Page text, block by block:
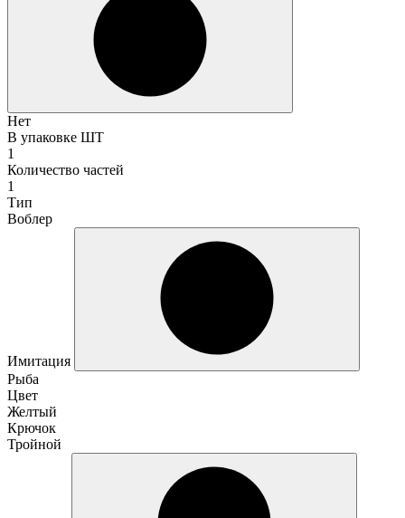
Нет
В упаковке ШТ
1
Количество частей
1
Тип
Воблер
Имитация
Рыба
Цвет
Желтый
Крючок
Тройной